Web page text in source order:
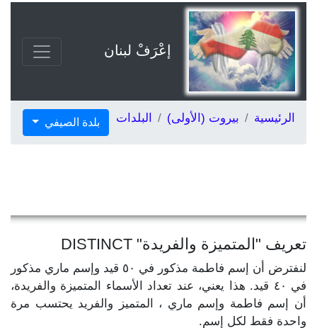
إعْرَفْ لبنان
الرئيسية بيروت (الأولى) البلدات بلدة الصيفي
تعريف "المتميزة والفريدة" DISTINCT
لنفترض أن إسم فاطمة مذكور في ٥٠ قيد وإسم ماري مذكور
في ٤٠ قيد. هذا يعني، عند تعداد الأسماء المتميزة والفريدة،
أن إسم فاطمة وإسم ماري ، المتميز والفريد يحتسب مرة
واحدة فقط لكل إسم.